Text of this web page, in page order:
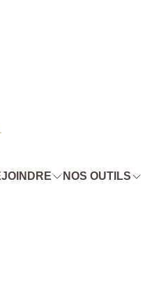
NOS OUTILS